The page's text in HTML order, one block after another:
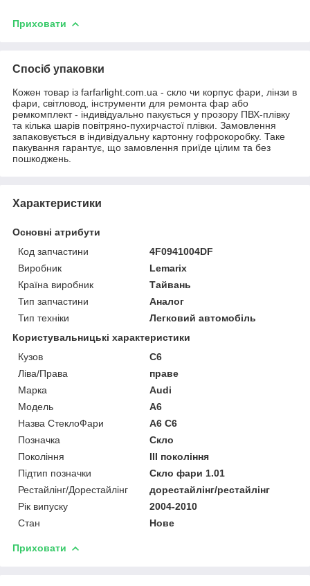
Приховати
Спосіб упаковки
Кожен товар із farfarlight.com.ua - скло чи корпус фари, лінзи в
фари, світловод, інструменти для ремонта фар або
ремкомплект - індивідуально пакується у прозору ПВХ-плівку
та кілька шарів повітряно-пухирчастої плівки. Замовлення
запаковується в індивідуальну картонну гофрокоробку. Таке
пакування гарантує, що замовлення приїде цілим та без
пошкоджень.
Характеристики
Основні атрибути
Код запчастини
4F0941004DF
Виробник
Lemarix
Країна виробник
Тайвань
Тип запчастини
Аналог
Тип техніки
Легковий автомобіль
Користувальницькі характеристики
Кузов
C6
Ліва/Права
праве
Марка
Audi
Мoдель
A6
Назва СтеклоФари
A6 C6
Позначка
Скло
Покоління
III покоління
Підтип позначки
Скло фари 1.01
Рестайлінг/Дорестайлінг
дорестайлінг/рестайлінг
Рік випуску
2004-2010
Стан
Нове
Приховати